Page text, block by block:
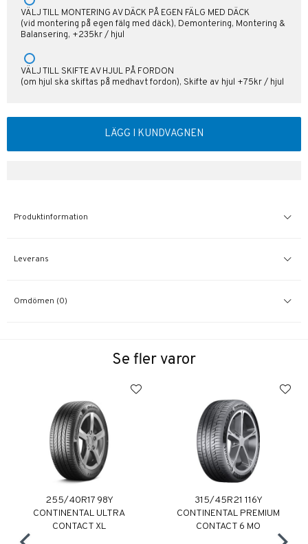
VÄLJ TILL MONTERING AV DÄCK PÅ EGEN FÄLG MED DÄCK
(vid montering på egen fälg med däck), Demontering, Montering &
Balansering, +235kr / hjul
VÄLJ TILL SKIFTE AV HJUL PÅ FORDON
(om hjul ska skiftas på medhavt fordon), Skifte av hjul +75kr / hjul
LÄGG I KUNDVAGNEN
Produktinformation
Leverans
Omdömen (0)
Se fler varor
255/40R17 98Y
CONTINENTAL ULTRA
CONTACT XL
315/45R21 116Y
CONTINENTAL PREMIUM
CONTACT 6 MO